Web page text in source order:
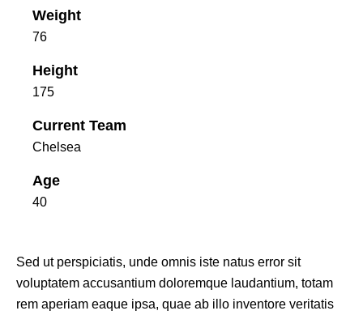
Weight
76
Height
175
Current Team
Chelsea
Age
40
Sed ut perspiciatis, unde omnis iste natus error sit
voluptatem accusantium doloremque laudantium, totam
rem aperiam eaque ipsa, quae ab illo inventore veritatis